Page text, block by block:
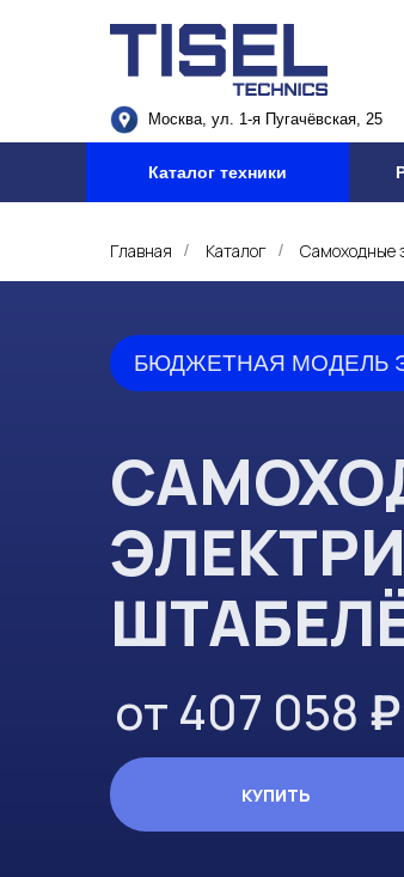
Москва, ул. 1-я Пугачёвская, 25
Каталог техники
Главная / Каталог / Самоходные
БЮДЖЕТНАЯ МОДЕЛЬ
КУПИТЬ
от 407 058 ₽